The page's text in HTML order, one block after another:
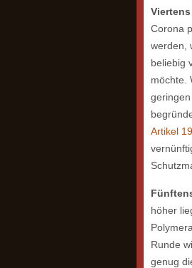
Viertens
Corona
werden,
beliebig
möchte.
Artikel
höher
Runde
genug